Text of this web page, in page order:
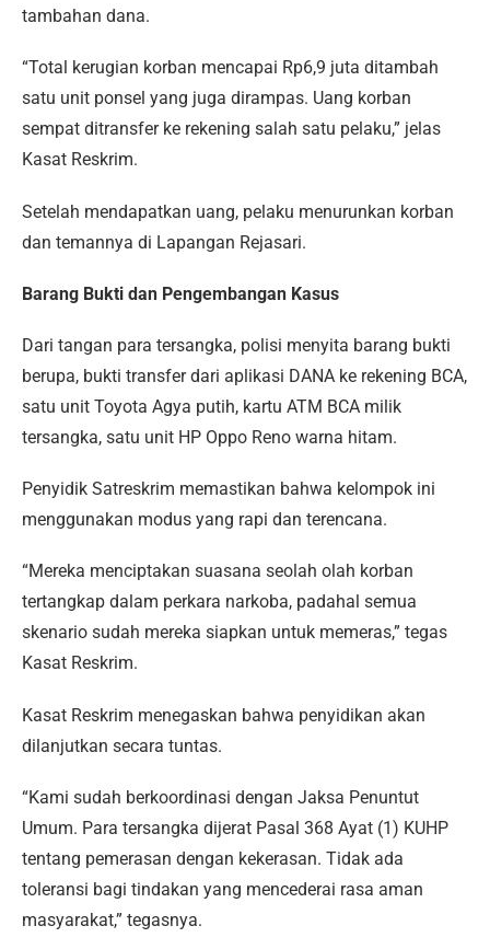
tambahan dana.
“Total kerugian korban mencapai Rp6,9 juta ditambah
satu unit ponsel yang juga dirampas. Uang korban
sempat ditransfer ke rekening salah satu pelaku,” jelas
Kasat Reskrim.
Setelah mendapatkan uang, pelaku menurunkan korban
dan temannya di Lapangan Rejasari.
Barang Bukti dan Pengembangan Kasus
Dari tangan para tersangka, polisi menyita barang bukti
berupa, bukti transfer dari aplikasi DANA ke rekening BCA,
satu unit Toyota Agya putih, kartu ATM BCA milik
tersangka, satu unit HP Oppo Reno warna hitam.
Penyidik Satreskrim memastikan bahwa kelompok ini
menggunakan modus yang rapi dan terencana.
“Mereka menciptakan suasana seolah olah korban
tertangkap dalam perkara narkoba, padahal semua
skenario sudah mereka siapkan untuk memeras,” tegas
Kasat Reskrim.
Kasat Reskrim menegaskan bahwa penyidikan akan
dilanjutkan secara tuntas.
“Kami sudah berkoordinasi dengan Jaksa Penuntut
Umum. Para tersangka dijerat Pasal 368 Ayat (1) KUHP
tentang pemerasan dengan kekerasan. Tidak ada
toleransi bagi tindakan yang mencederai rasa aman
masyarakat,” tegasnya.